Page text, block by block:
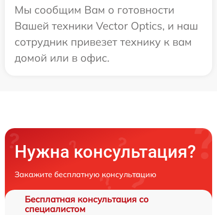
Мы сообщим Вам о готовности
Вашей техники Vector Optics, и наш
сотрудник привезет технику к вам
домой или в офис.
Нужна консультация?
Закажите бесплатную консультацию
Бесплатная консультация со
специалистом